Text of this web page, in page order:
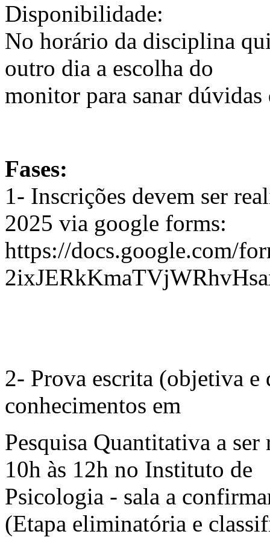
Disponibilidade:
No horário da disciplina
outro dia a escolha do
monitor para sanar dúvidas
Fases:
1- Inscrições devem ser
2025 via google forms:
https://docs.google.com/
2- Prova escrita (objetiva e
conhecimentos em
Pesquisa Quantitativa a
10h às 12h no Instituto de
Psicologia - sala a
(Etapa eliminatória e